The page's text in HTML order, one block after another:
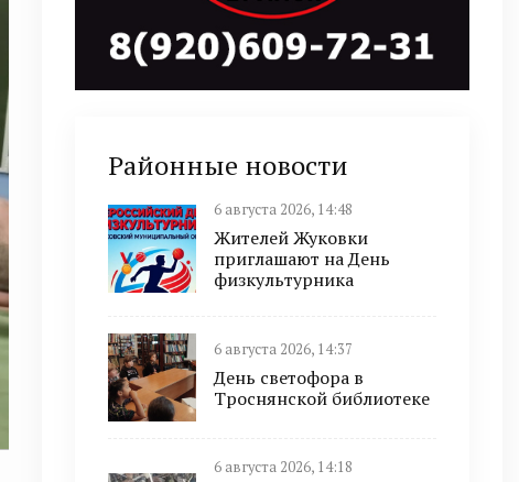
Районные новости
6 августа 2026, 14:48
Жителей Жуковки
приглашают на День
физкультурника
6 августа 2026, 14:37
День светофора в
Троснянской библиотеке
6 августа 2026, 14:18